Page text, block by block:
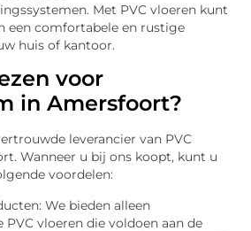
Met PVC vloeren kunt
een comfortabele en rustige
huis of kantoor.
voor
in Amersfoort?
leverancier van PVC
Wanneer u bij ons koopt, kunt u
voordelen:
We bieden alleen
PVC vloeren die voldoen aan de